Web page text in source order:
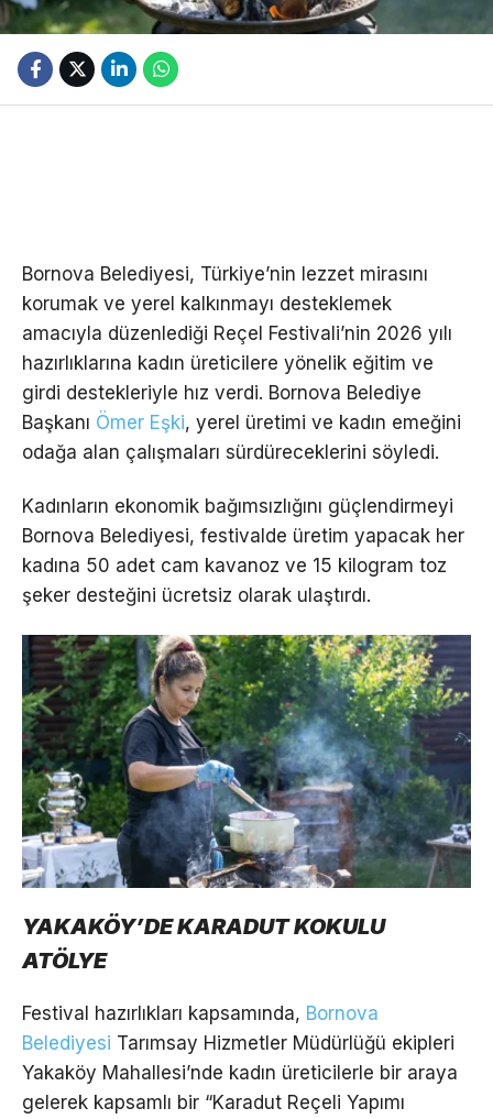
Bornova Belediyesi, Türkiye’nin lezzet mirasını
korumak ve yerel kalkınmayı desteklemek
amacıyla düzenlediği Reçel Festivali’nin 2026 yılı
hazırlıklarına kadın üreticilere yönelik eğitim ve
girdi destekleriyle hız verdi. Bornova Belediye
Başkanı Ömer Eşki, yerel üretimi ve kadın emeğini
odağa alan çalışmaları sürdüreceklerini söyledi.
Kadınların ekonomik bağımsızlığını güçlendirmeyi
Bornova Belediyesi, festivalde üretim yapacak her
kadına 50 adet cam kavanoz ve 15 kilogram toz
şeker desteğini ücretsiz olarak ulaştırdı.
YAKAKÖY’DE KARADUT KOKULU
ATÖLYE
Festival hazırlıkları kapsamında, Bornova
Belediyesi Tarımsay Hizmetler Müdürlüğü ekipleri
Yakaköy Mahallesi’nde kadın üreticilerle bir araya
gelerek kapsamlı bir “Karadut Reçeli Yapımı